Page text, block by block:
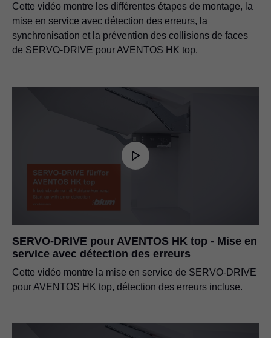
Cette vidéo montre les différentes étapes de montage, la
mise en service avec détection des erreurs, la
synchronisation et la prévention des collisions de faces
de SERVO-DRIVE pour AVENTOS HK top.
SERVO-DRIVE pour AVENTOS HK top - Mise en
service avec détection des erreurs
Cette vidéo montre la mise en service de SERVO-DRIVE
pour AVENTOS HK top, détection des erreurs incluse.